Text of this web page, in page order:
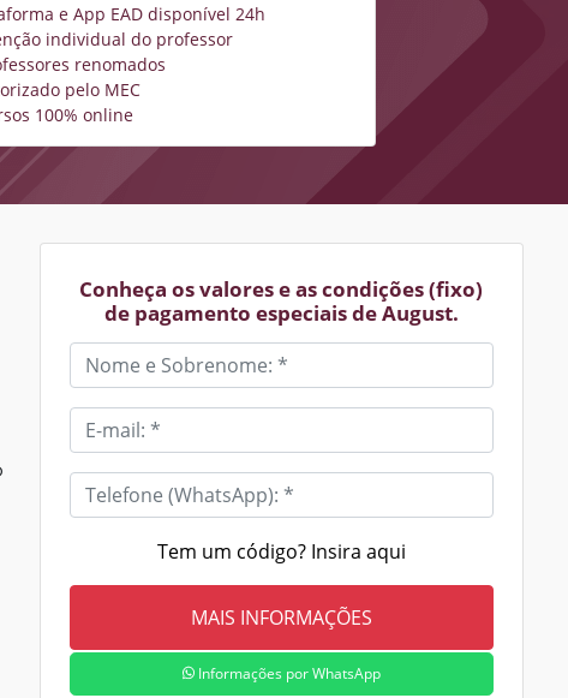
e App EAD disponível 24h
individual do professor
renomados
pelo MEC
100% online
Conheça os valores e as condições (fixo)
de pagamento especiais de August.
Tem um código? Insira aqui
Informações por WhatsApp